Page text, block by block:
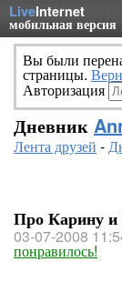
LiveInternet
мобильная версия
Вы были
страницы.
Авторизация
Дневник
Лента друзей -
Про Карину
03-07-2008
понравилось!